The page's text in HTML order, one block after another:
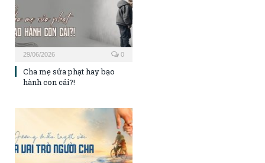
29/06/2026 0
Cha mẹ sửa phạt hay bạo
hành con cái?!